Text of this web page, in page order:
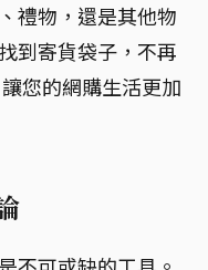
禮物，還是其他物
到寄貨袋子，不再
您的網購生活更加